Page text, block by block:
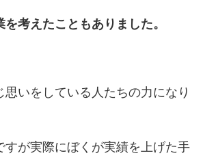
考えたこともありました。
思いをしている人たちの力になり
すが実際にぼくが実績を上げた手